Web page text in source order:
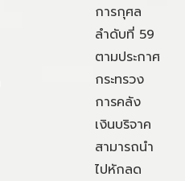
การกุศล
ลำดับที่ 59
ตามประกาศ
กระทรวง
การคลัง
เงินบริจาค
สามารถนำ
ไปหักลด